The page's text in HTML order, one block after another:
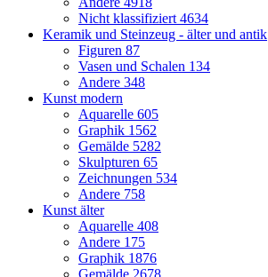
Nicht klassifiziert 4634
Keramik und Steinzeug - älter und antik
Figuren 87
Vasen und Schalen 134
Andere 348
Kunst modern
Aquarelle 605
Graphik 1562
Gemälde 5282
Skulpturen 65
Zeichnungen 534
Andere 758
Kunst älter
Aquarelle 408
Andere 175
Graphik 1876